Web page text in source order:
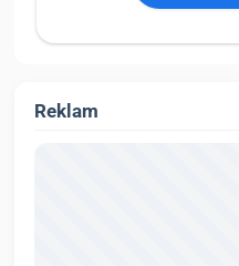
Reklam